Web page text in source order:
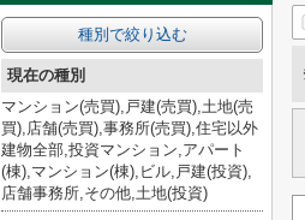
種別で絞り込む
現在の種別
マンション(売買),戸建(売買),土地(売
買),店舗(売買),事務所(売買),住宅以外
建物全部,投資マンション,アパート
(棟),マンション(棟),ビル,戸建(投資),
店舗事務所,その他,土地(投資)